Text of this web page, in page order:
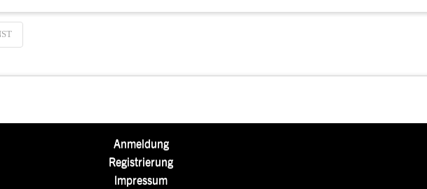
Anmeldung
Registrierung
Impressum